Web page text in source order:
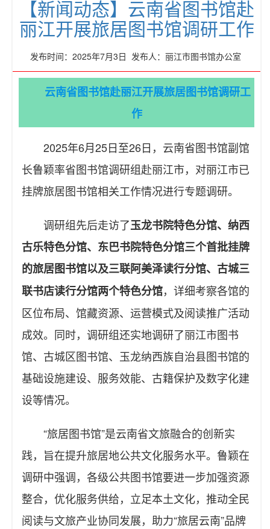
【新闻动态】云南省图书馆赴
丽江开展旅居图书馆调研工作
发布时间：2025年7月3日 发布人：丽江市图书馆办公室
云南省图书馆赴丽江开展旅居图书馆调研工
作
2025年6月25日至26日，云南省图书馆副馆
长鲁颖率省图书馆调研组赴丽江市，对丽江市已
挂牌旅居图书馆相关工作情况进行专题调研。
调研组先后走访了玉龙书院特色分馆、纳西
古乐特色分馆、东巴书院特色分馆三个首批挂牌
的旅居图书馆以及三联阿美泽读行分馆、古城三
联书店读行分馆两个特色分馆，详细考察各馆的
区位布局、馆藏资源、运营模式及阅读推广活动
成效。同时，调研组还实地调研了丽江市图书
馆、古城区图书馆、玉龙纳西族自治县图书馆的
基础设施建设、服务效能、古籍保护及数字化建
设等情况。
“旅居图书馆”是云南省文旅融合的创新实
践，旨在提升旅居地公共文化服务水平。鲁颖在
调研中强调，各级公共图书馆要进一步加强资源
整合，优化服务供给，立足本土文化，推动全民
阅读与文旅产业协同发展，助力“旅居云南”品牌